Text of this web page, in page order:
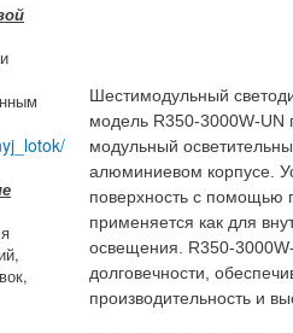
Шестимодульный
модель R350-3000W-UN
модульный
алюминиевом корпусе.
поверхность с помощью
применяется как для
освещения. R350-
долговечности,
производительность и